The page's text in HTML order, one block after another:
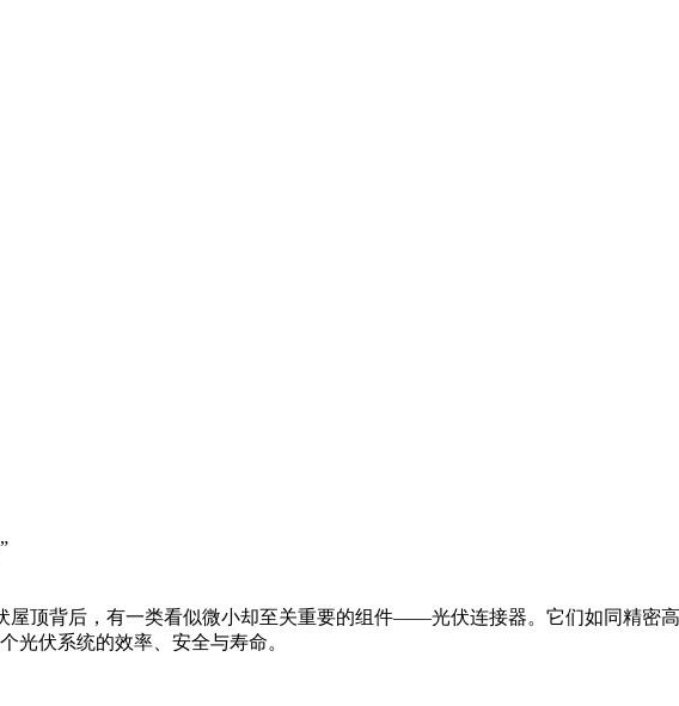
屋顶背后，有一类看似微小却至关重要的组件——光伏连接器。它们如同精密
光伏系统的效率、安全与寿命。